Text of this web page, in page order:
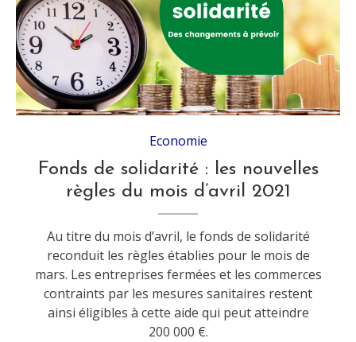
Economie
Fonds de solidarité : les nouvelles
règles du mois d’avril 2021
Au titre du mois d’avril, le fonds de solidarité
reconduit les règles établies pour le mois de
mars. Les entreprises fermées et les commerces
contraints par les mesures sanitaires restent
ainsi éligibles à cette aide qui peut atteindre
200 000 €.